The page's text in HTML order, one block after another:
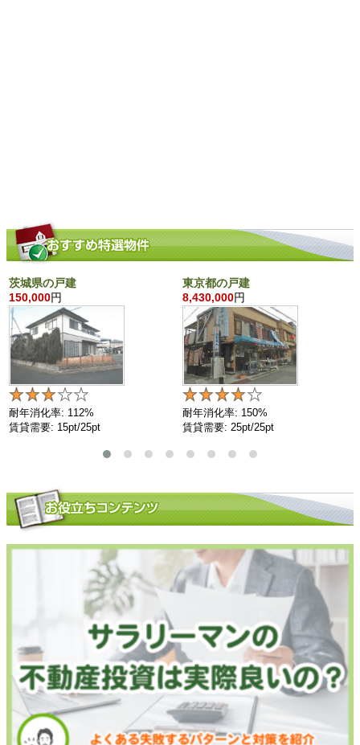
茨城県の戸建
150,000円
耐年消化率: 112%
賃貸需要: 15pt/25pt
東京都の戸建
8,430,000円
耐年消化率: 150%
賃貸需要: 25pt/25pt